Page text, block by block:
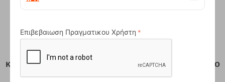
Εξαιρετικά αθόρυβη λειτουργία 30 dB
Θόρυβος εντελώς ανεπαίσθητος σε λειτουργία
κάτω από 600W, σε συνδυασμό με φυσικό θόρυβο
περιβάλλοντος (30 dB).
Επιβεβαιωση Πραγματικου Χρήστη